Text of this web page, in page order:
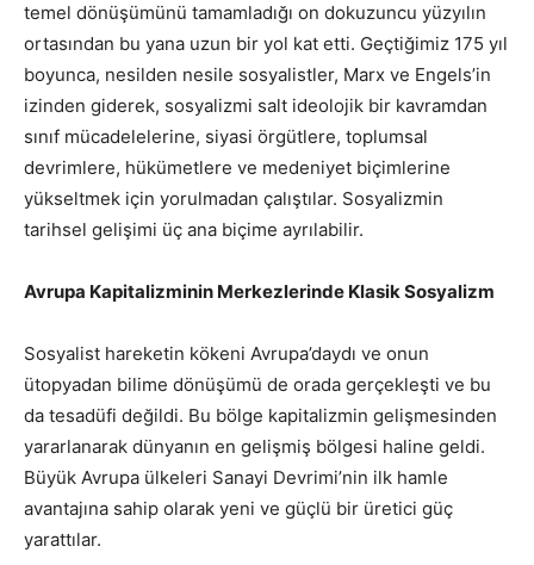
temel dönüşümünü tamamladığı on dokuzuncu yüzyılın
ortasından bu yana uzun bir yol kat etti. Geçtiğimiz 175 yıl
boyunca, nesilden nesile sosyalistler, Marx ve Engels’in
izinden giderek, sosyalizmi salt ideolojik bir kavramdan
sınıf mücadelelerine, siyasi örgütlere, toplumsal
devrimlere, hükümetlere ve medeniyet biçimlerine
yükseltmek için yorulmadan çalıştılar. Sosyalizmin
tarihsel gelişimi üç ana biçime ayrılabilir.
Avrupa Kapitalizminin Merkezlerinde Klasik Sosyalizm
Sosyalist hareketin kökeni Avrupa’daydı ve onun
ütopyadan bilime dönüşümü de orada gerçekleşti ve bu
da tesadüfi değildi. Bu bölge kapitalizmin gelişmesinden
yararlanarak dünyanın en gelişmiş bölgesi haline geldi.
Büyük Avrupa ülkeleri Sanayi Devrimi’nin ilk hamle
avantajına sahip olarak yeni ve güçlü bir üretici güç
yarattılar.